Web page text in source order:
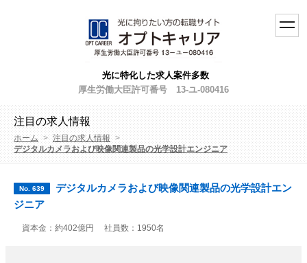
toggle
光に特化した求人案件多数
厚生労働大臣許可番号 13-ユ-080416
注目の求人情報
ホーム > 注目の求人情報 >
デジタルカメラおよび映像関連製品の光学設計エンジニア
No. 639
デジタルカメラおよび映像関連製品の光学設計エン
ジニア
資本金：約402億円 社員数：1950名